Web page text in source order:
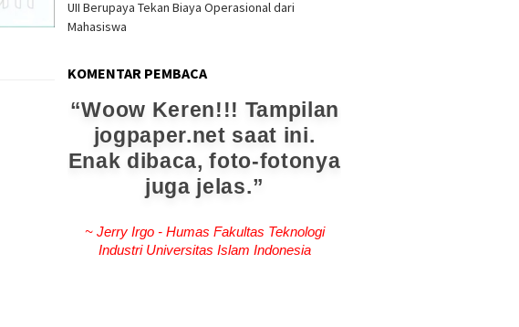
UII Berupaya Tekan Biaya Operasional dari
Mahasiswa
KOMENTAR PEMBACA
Tampilan jogpaper.net
Cakep, Bersahaja dan
lebih menarik.
Ngurah Rai Denpasar, Bali